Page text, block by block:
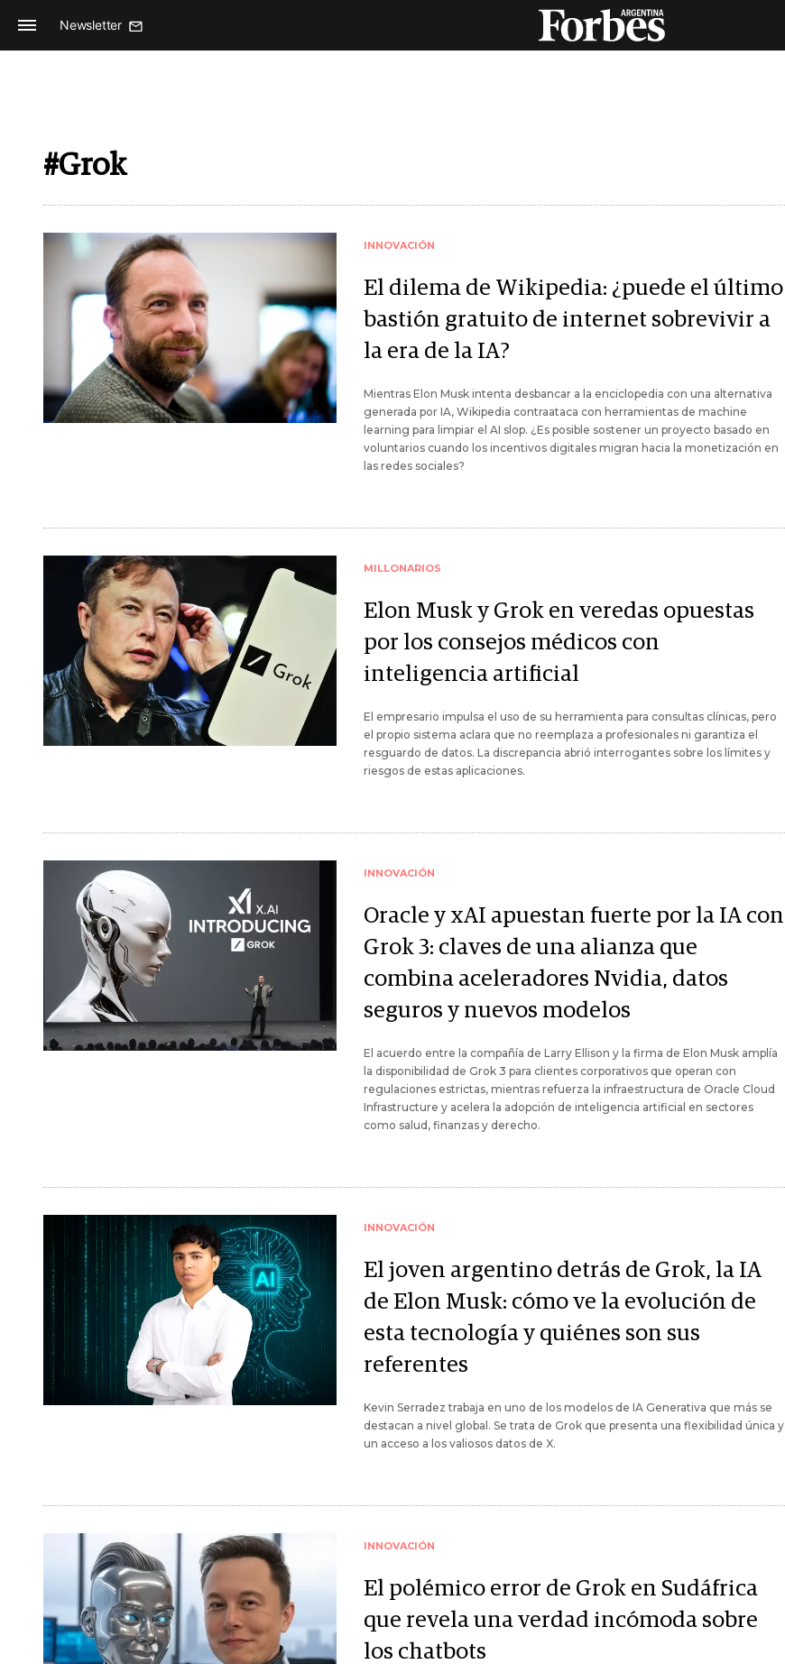
Newsletter
#Grok
INNOVACIÓN
El dilema de Wikipedia: ¿puede el último
bastión gratuito de internet sobrevivir a
la era de la IA?
Mientras Elon Musk intenta desbancar a la enciclopedia con una alternativa
generada por IA, Wikipedia contraataca con herramientas de machine
learning para limpiar el AI slop. ¿Es posible sostener un proyecto basado en
voluntarios cuando los incentivos digitales migran hacia la monetización en
las redes sociales?
MILLONARIOS
Elon Musk y Grok en veredas opuestas
por los consejos médicos con
inteligencia artificial
El empresario impulsa el uso de su herramienta para consultas clínicas, pero
el propio sistema aclara que no reemplaza a profesionales ni garantiza el
resguardo de datos. La discrepancia abrió interrogantes sobre los límites y
riesgos de estas aplicaciones.
INNOVACIÓN
Oracle y xAI apuestan fuerte por la IA con
Grok 3: claves de una alianza que
combina aceleradores Nvidia, datos
seguros y nuevos modelos
El acuerdo entre la compañía de Larry Ellison y la firma de Elon Musk amplía
la disponibilidad de Grok 3 para clientes corporativos que operan con
regulaciones estrictas, mientras refuerza la infraestructura de Oracle Cloud
Infrastructure y acelera la adopción de inteligencia artificial en sectores
como salud, finanzas y derecho.
INNOVACIÓN
El joven argentino detrás de Grok, la IA
de Elon Musk: cómo ve la evolución de
esta tecnología y quiénes son sus
referentes
Kevin Serradez trabaja en uno de los modelos de IA Generativa que más se
destacan a nivel global. Se trata de Grok que presenta una flexibilidad única y
un acceso a los valiosos datos de X.
INNOVACIÓN
El polémico error de Grok en Sudáfrica
que revela una verdad incómoda sobre
los chatbots